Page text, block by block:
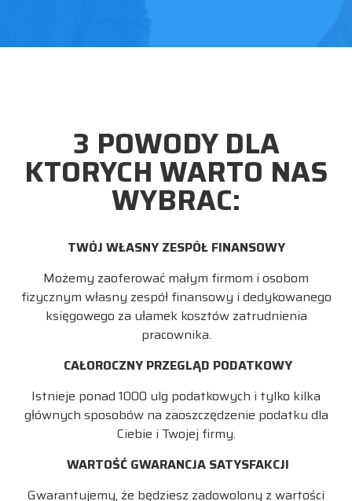
3 POWODY DLA
KTORYCH WARTO NAS
WYBRAC:
TWÓJ WŁASNY ZESPÓŁ FINANSOWY
Możemy zaoferować małym firmom i osobom
fizycznym własny zespół finansowy i dedykowanego
księgowego za ułamek kosztów zatrudnienia
pracownika.
CAŁOROCZNY PRZEGLĄD PODATKOWY
Istnieje ponad 1000 ulg podatkowych i tylko kilka
głównych sposobów na zaoszczędzenie podatku dla
Ciebie i Twojej firmy.
WARTOŚĆ GWARANCJA SATYSFAKCJI
Gwarantujemy, że będziesz zadowolony z wartości